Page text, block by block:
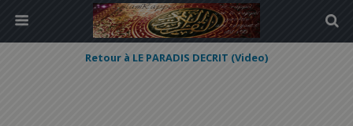
Retour à LE PARADIS DECRIT (Video)